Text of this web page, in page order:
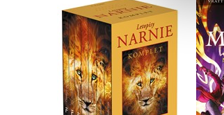
NARNIE – komplet
1.-7.díl – box
C. S. Lewis